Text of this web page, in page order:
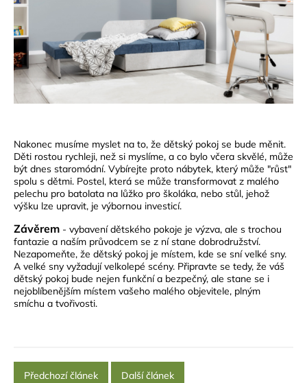
Nakonec musíme myslet na to, že dětský pokoj se bude měnit.
Děti rostou rychleji, než si myslíme, a co bylo včera skvělé, může
být dnes staromódní. Vybírejte proto nábytek, který může "růst"
spolu s dětmi. Postel, která se může transformovat z malého
pelechu pro batolata na lůžko pro školáka, nebo stůl, jehož
výšku lze upravit, je výbornou investicí.
Závěrem - vybavení dětského pokoje je výzva, ale s trochou
fantazie a naším průvodcem se z ní stane dobrodružství.
Nezapomeňte, že dětský pokoj je místem, kde se sní velké sny.
A velké sny vyžadují velkolepé scény. Připravte se tedy, že váš
dětský pokoj bude nejen funkční a bezpečný, ale stane se i
nejoblíbenějším místem vašeho malého objevitele, plným
smíchu a tvořivosti.
Předchozí článek Další článek